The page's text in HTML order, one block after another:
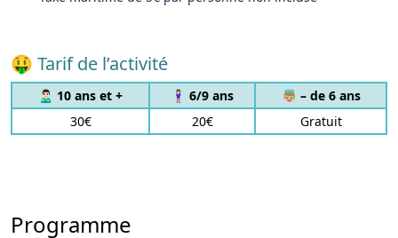
🤑 Tarif de l’activité
🙎🏻‍♂️ 10 ans et + 🧍🏻‍♀️ 6/9 ans
👼🏼 – de 6 ans
30€
20€ Gratuit
Programme